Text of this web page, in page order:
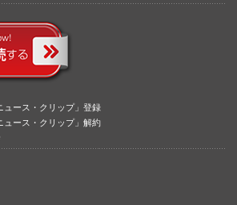
ース・クリップ」登録
ース・クリップ」解約